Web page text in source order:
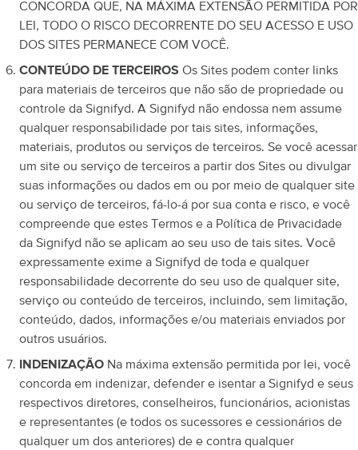
CONCORDA QUE, NA MÁXIMA EXTENSÃO PERMITIDA POR
LEI, TODO O RISCO DECORRENTE DO SEU ACESSO E USO
DOS SITES PERMANECE COM VOCÊ.
CONTEÚDO DE TERCEIROS Os Sites podem conter links
para materiais de terceiros que não são de propriedade ou
controle da Signifyd. A Signifyd não endossa nem assume
qualquer responsabilidade por tais sites, informações,
materiais, produtos ou serviços de terceiros. Se você acessar
um site ou serviço de terceiros a partir dos Sites ou divulgar
suas informações ou dados em ou por meio de qualquer site
ou serviço de terceiros, fá-lo-á por sua conta e risco, e você
compreende que estes Termos e a Política de Privacidade
da Signifyd não se aplicam ao seu uso de tais sites. Você
expressamente exime a Signifyd de toda e qualquer
responsabilidade decorrente do seu uso de qualquer site,
serviço ou conteúdo de terceiros, incluindo, sem limitação,
conteúdo, dados, informações e/ou materiais enviados por
outros usuários.
INDENIZAÇÃO Na máxima extensão permitida por lei, você
concorda em indenizar, defender e isentar a Signifyd e seus
respectivos diretores, conselheiros, funcionários, acionistas
e representantes (e todos os sucessores e cessionários de
qualquer um dos anteriores) de e contra qualquer